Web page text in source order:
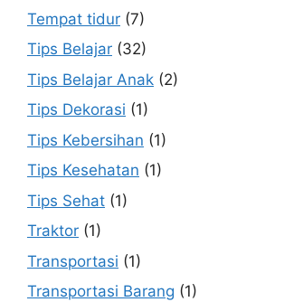
Tempat tidur (7)
Tips Belajar (32)
Tips Belajar Anak (2)
Tips Dekorasi (1)
Tips Kebersihan (1)
Tips Kesehatan (1)
Tips Sehat (1)
Traktor (1)
Transportasi (1)
Transportasi Barang (1)